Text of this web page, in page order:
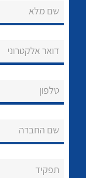
לכל מוצרי היצרן
שם מלא
דואר אלקטרוני
טלפון
שם החברה
תפקיד